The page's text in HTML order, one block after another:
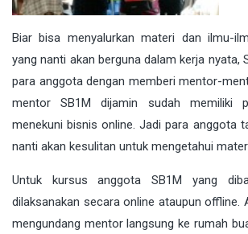
Biar bisa menyalurkan materi dan ilmu-
yang nanti akan berguna dalam kerja nyata,
para anggota dengan memberi mentor-
mentor SB1M dijamin sudah memiliki
menekuni bisnis online. Jadi para anggota
nanti akan kesulitan untuk mengetahui
Untuk kursus anggota SB1M yang
dilaksanakan secara online ataupun offline.
mengundang mentor langsung ke rumah